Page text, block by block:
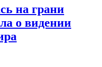
на грани
о видении